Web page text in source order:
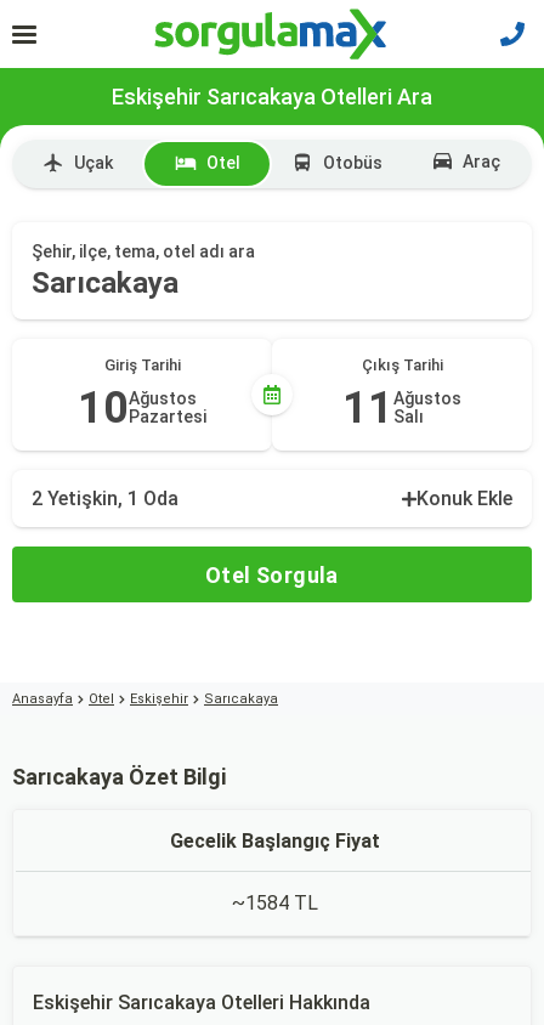
Eskişehir Sarıcakaya Otelleri Ara
Uçak Otel Otobüs Araç
Şehir, ilçe, tema, otel adı ara
Sarıcakaya
Giriş Tarihi
10Ağustos
Pazartesi
Çıkış Tarihi
11 Ağustos
Salı
2 Yetişkin, 1 Oda Konuk Ekle
Otel Sorgula
Anasayfa Otel Eskişehir Sarıcakaya
Sarıcakaya Özet Bilgi
Gecelik Başlangıç Fiyat
~1584 TL
Eskişehir Sarıcakaya Otelleri Hakkında